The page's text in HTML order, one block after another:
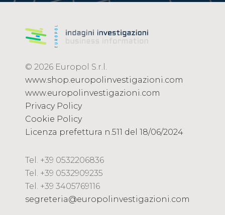
© 2026 Europol S.r.l.
www.shop.europolinvestigazioni.com
www.europolinvestigazioni.com
Privacy Policy
Cookie Policy
Licenza prefettura n.511 del 18/06/2024
Tel. +39 0532206836
Tel. +39 0532909235
Tel. +39 3405769116
segreteria@europolinvestigazioni.com